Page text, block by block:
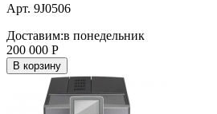
Арт. 9J0506
Доставим:в понедельник
200 000 Р
В корзину